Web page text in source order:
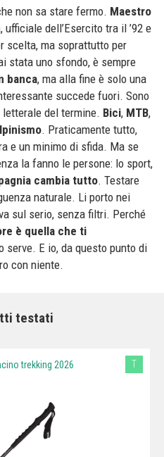
non sa stare fermo. Maestro
ufficiale dell’Esercito tra il ’92 e
scelta, ma soprattutto per
stata uno sfondo, è sempre
banca, ma alla fine è solo una
succede fuori. Sono
del termine. Bici, MTB,
. Praticamente tutto,
e un minimo di sfida. Ma se
la fanno le persone: lo sport,
cambia tutto. Testare
naturale. Li porto nei
sul serio, senza filtri. Perché
è quella che ti
serve. E io, da questo punto di
con niente.
testati
trekking 2026 T